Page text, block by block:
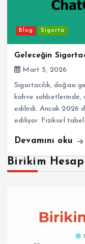
Blog Sigorta
Geleceğin
Mart 5, 2026
Sigortacılık, doğası
kahve sohbetlerinde,
edilirdi. Ancak 2026
ediliyor. Fiziksel
Devamını oku
Birikim